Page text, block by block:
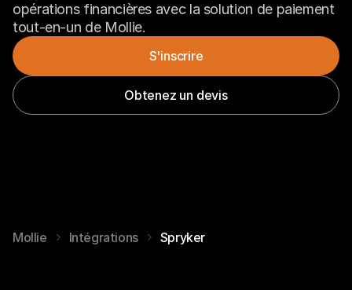
opérations financières avec la solution de paiement
tout-en-un de Mollie.
S'inscrire
Obtenez un devis
Mollie Intégrations Spryker